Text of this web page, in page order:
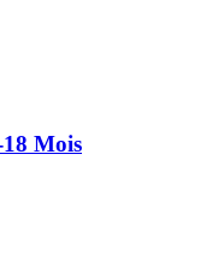
Mois